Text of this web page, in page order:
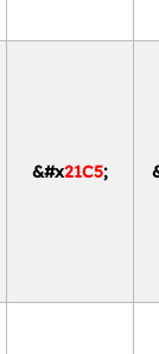
&#x21C5;